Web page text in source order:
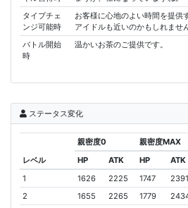
タイプチェ
ンジ可能時
お客様に心地のよい時間を提供
アイドルも近いのかもしれませ
バトル開始
時
温かいお茶のご提供です。
ステータス変化
レベル
親密度0 親密度MAX
HP
ATK HP ATK
1
1626 2225 1747 2391
2
1655 2265 1779